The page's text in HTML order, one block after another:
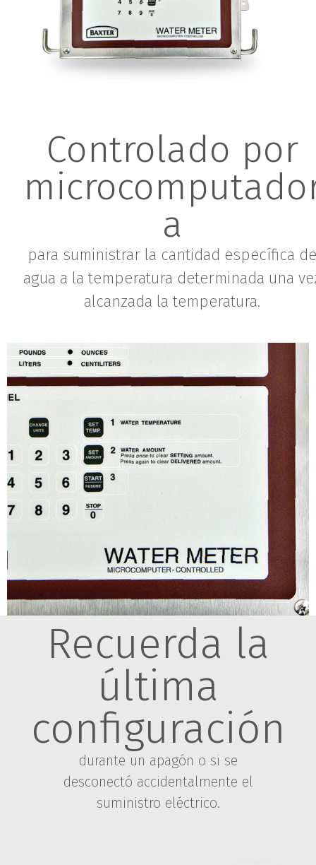
Controlado por
a
para suministrar la cantidad específica de
agua a la temperatura determinada una
alcanzada la temperatura.
Recuerda la
última
configuración
durante un apagón o si se
desconectó accidentalmente el
suministro eléctrico.